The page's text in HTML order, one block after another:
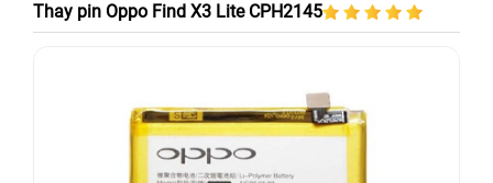
Thay pin Oppo Find X3 Lite CPH2145